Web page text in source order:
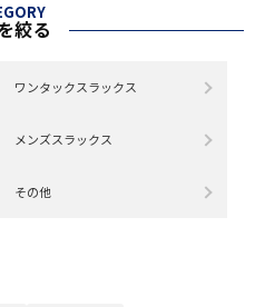
絞る
ワンタックスラックス
メンズスラックス
その他